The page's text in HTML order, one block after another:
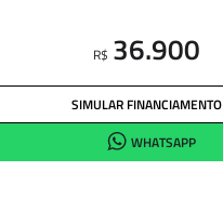
R$ 36.900
SIMULAR FINANCIAMENTO
WHATSAPP